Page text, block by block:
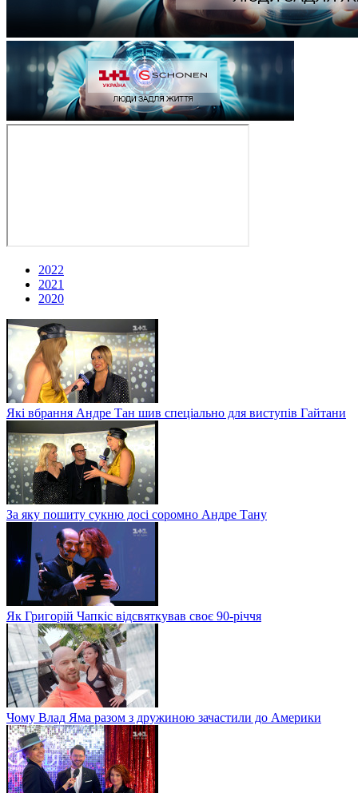
2022
2021
2020
Які вбрання Андре Тан шив спеціально для виступів Гайтани
За яку пошиту сукню досі соромно Андре Тану
Як Григорій Чапкіс відсвяткував своє 90-річчя
Чому Влад Яма разом з дружиною зачастили до Америки